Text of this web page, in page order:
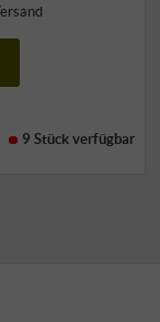
9 Stückverfügbar